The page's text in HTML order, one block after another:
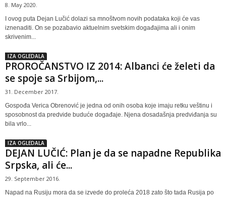
8. May 2020.
I ovog puta Dejan Lučić dolazi sa mnoštvom novih podataka koji će vas
iznenaditi. On se pozabavio aktuelnim svetskim događajima ali i onim
skrivenim...
IZA OGLEDALA
PROROČANSTVO IZ 2014: Albanci će želeti da
se spoje sa Srbijom,...
31. December 2017.
Gospođa Verica Obrenović je jedna od onih osoba koje imaju retku veštinu i
sposobnost da predvide buduće događaje. Njena dosadašnja predviđanja su
bila vrlo...
IZA OGLEDALA
DEJAN LUČIĆ: Plan je da se napadne Republika
Srpska, ali će...
29. September 2016.
Napad na Rusiju mora da se izvede do proleća 2018 zato što tada Rusija po